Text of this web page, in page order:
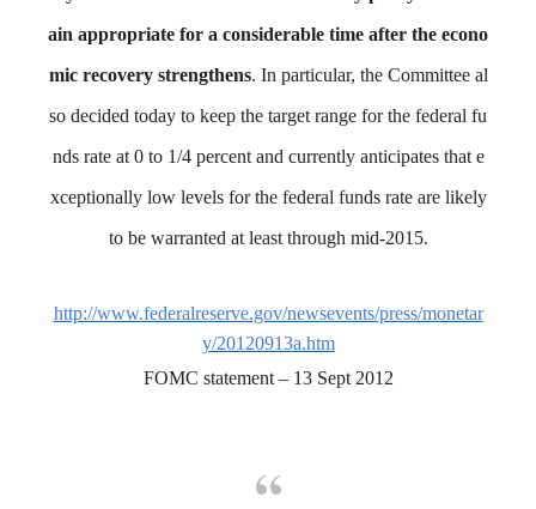
ain appropriate for a considerable time after the econo
mic recovery strengthens. In particular, the Committee al
so decided today to keep the target range for the federal fu
nds rate at 0 to 1/4 percent and currently anticipates that e
xceptionally low levels for the federal funds rate are likely
to be warranted at least through mid-2015.
http://www.federalreserve.gov/newsevents/press/monetar
y/20120913a.htm
FOMC statement – 13 Sept 2012